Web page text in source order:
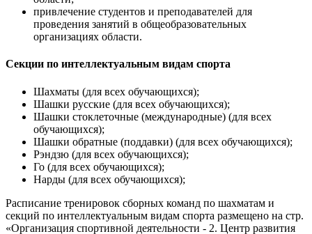
привлечение студентов и преподавателей для
проведения занятий в общеобразовательных
организациях области.
Секции по интеллектуальным видам спорта
Шахматы (для всех обучающихся);
Шашки русские (для всех обучающихся);
Шашки стоклеточные (международные) (для всех
обучающихся);
Шашки обратные (поддавки) (для всех обучающихся);
Рэндзю (для всех обучающихся);
Го (для всех обучающихся);
Нарды (для всех обучающихся);
Расписание тренировок сборных команд по шахматам и
секций по интеллектуальным видам спорта размещено на стр.
«Организация спортивной деятельности - 2. Центр развития